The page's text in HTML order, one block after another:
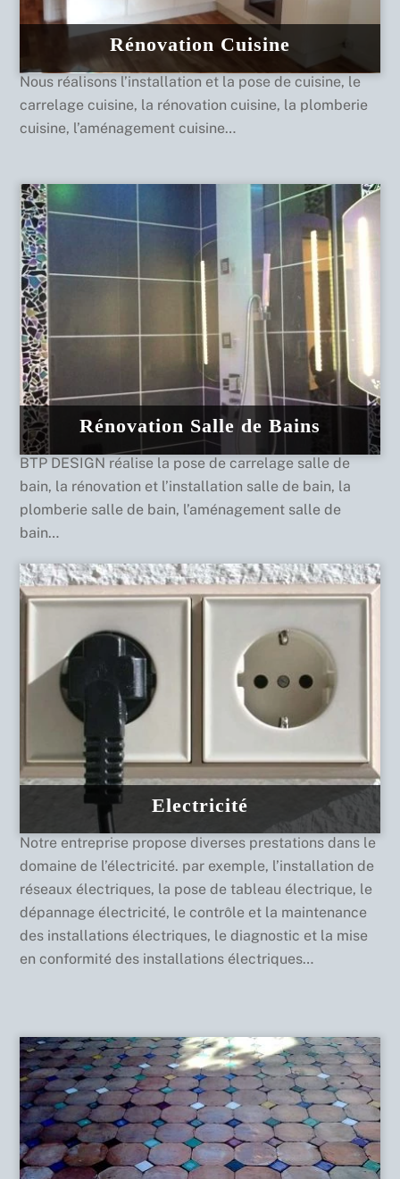
Rénovation Cuisine
Nous réalisons l’installation et la pose de cuisine, le
carrelage cuisine, la rénovation cuisine, la plomberie
cuisine, l’aménagement cuisine…
Rénovation Salle de Bains
BTP DESIGN réalise la pose de carrelage salle de
bain, la rénovation et l’installation salle de bain, la
plomberie salle de bain, l’aménagement salle de
bain…
Electricité
Notre entreprise propose diverses prestations dans le
domaine de l’électricité. par exemple, l’installation de
réseaux électriques, la pose de tableau électrique, le
dépannage électricité, le contrôle et la maintenance
des installations électriques, le diagnostic et la mise
en conformité des installations électriques…